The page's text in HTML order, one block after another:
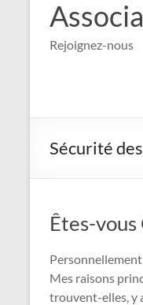
Rejoignez-nous
Sécurité
Êtes-vous
Mes raisons
trouvent-elles, y